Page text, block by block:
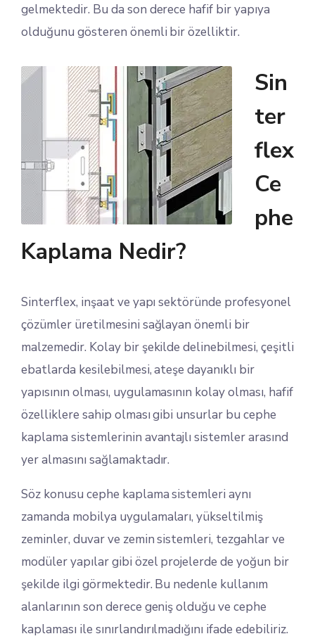
gelmektedir. Bu da son derece hafif bir yapıya
olduğunu gösteren önemli bir özelliktir.
Sin
ter
flex
Ce
phe
Kaplama Nedir?
Sinterflex, inşaat ve yapı sektöründe profesyonel
çözümler üretilmesini sağlayan önemli bir
malzemedir. Kolay bir şekilde delinebilmesi, çeşitli
ebatlarda kesilebilmesi, ateşe dayanıklı bir
yapısının olması, uygulamasının kolay olması, hafif
özelliklere sahip olması gibi unsurlar bu cephe
kaplama sistemlerinin avantajlı sistemler arasınd
yer almasını sağlamaktadır.
Söz konusu cephe kaplama sistemleri aynı
zamanda mobilya uygulamaları, yükseltilmiş
zeminler, duvar ve zemin sistemleri, tezgahlar ve
modüler yapılar gibi özel projelerde de yoğun bir
şekilde ilgi görmektedir. Bu nedenle kullanım
alanlarının son derece geniş olduğu ve cephe
kaplaması ile sınırlandırılmadığını ifade edebiliriz.